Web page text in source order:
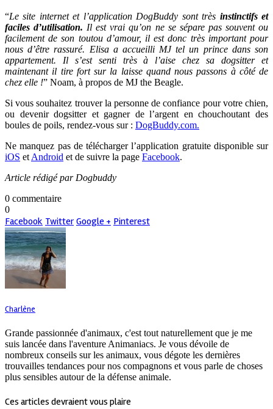
“Le site internet et l’application DogBuddy sont très instinctifs et
faciles d’utilisation. Il est vrai qu’on ne se sépare pas souvent ou
facilement de son toutou d’amour, il est donc très important pour
nous d’être rassuré. Elisa a accueilli MJ tel un prince dans son
appartement. Il s’est senti très à l’aise chez sa dogsitter et
maintenant il tire fort sur la laisse quand nous passons à côté de
chez elle !” Noam, à propos de MJ the Beagle.
Si vous souhaitez trouver la personne de confiance pour votre chien,
ou devenir dogsitter et gagner de l’argent en chouchoutant des
boules de poils, rendez-vous sur : DogBuddy.com.
Ne manquez pas de télécharger l’application gratuite disponible sur
iOS et Android et de suivre la page Facebook.
Article rédigé par Dogbuddy
0 commentaire
0
Facebook Twitter Google + Pinterest
Charlène
Grande passionnée d'animaux, c'est tout naturellement que je me
suis lancée dans l'aventure Animaniacs. Je vous dévoile de
nombreux conseils sur les animaux, vous dégote les dernières
trouvailles tendances pour nos compagnons et vous parle de choses
plus sensibles autour de la défense animale.
Ces articles devraient vous plaire